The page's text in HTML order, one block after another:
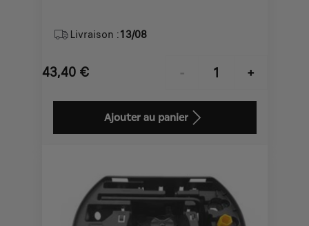
Livraison :13/08
43,40 €
Price
43,40
-
+
Quantity
to:
Ajouter au panier